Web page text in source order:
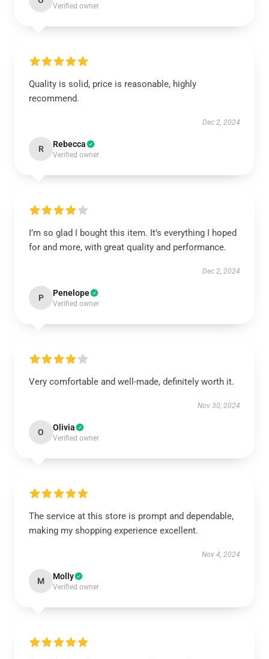
Verified owner
Quality is solid, price is reasonable, highly
recommend.
Dec 2, 2024
R Rebecca
Verified owner
I’m so glad I bought this item. It’s everything I hoped
for and more, with great quality and performance.
Dec 2, 2024
P Penelope
Verified owner
Very comfortable and well-made, definitely worth it.
Nov 30, 2024
O Olivia
Verified owner
The service at this store is prompt and dependable,
making my shopping experience excellent.
Nov 4, 2024
M Molly
Verified owner